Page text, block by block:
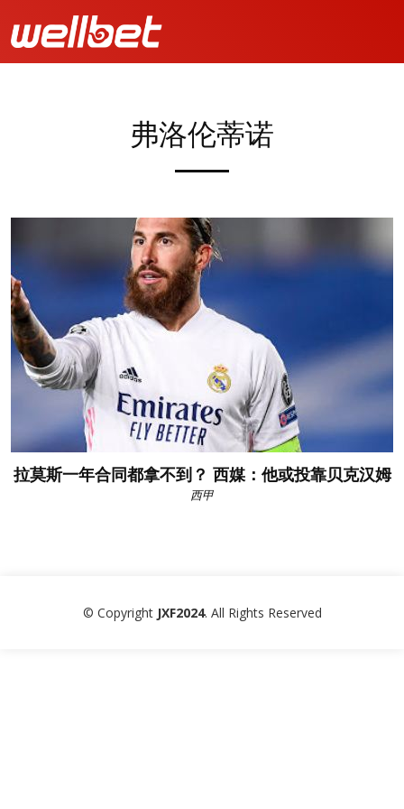
弗洛伦蒂诺
拉莫斯一年合同都拿不到？ 西媒：他或投靠贝克汉姆
西甲
© Copyright JXF2024. All Rights Reserved